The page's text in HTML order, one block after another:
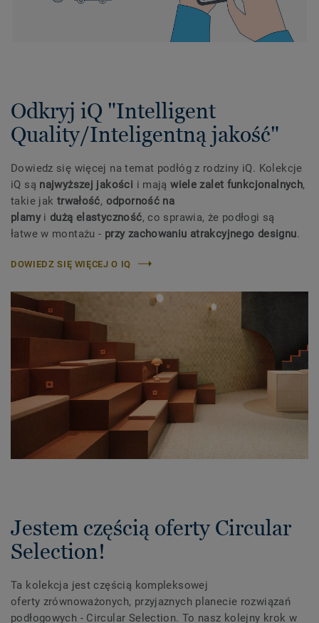
Odkryj iQ "Intelligent
Quality/Inteligentną jakość"
Dowiedz się więcej na temat podłóg z rodziny iQ. Kolekcje
iQ są najwyższej jakości i mająwiele zalet funkcjonalnych,
takie jak trwałość, odporność na
plamyi dużą elastyczność, co sprawia, że podłogi są
łatwe w montażu - przy zachowaniu atrakcyjnego designu.
DOWIEDZ SIĘ WIĘCEJ O IQ
Jestem częścią oferty Circular
Selection!
Ta kolekcja jest częścią kompleksowej
oferty zrównoważonych, przyjaznych planecie rozwiązań
podłogowych - Circular Selection. To nasz kolejny krok w